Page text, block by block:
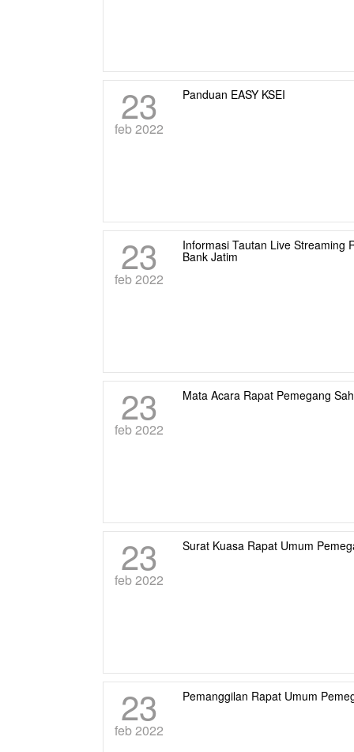
23
feb 2022
Panduan EASY KSEI
23
feb 2022
Informasi Tautan Live Streaming
Bank Jatim
23
feb 2022
Mata Acara Rapat Pemegang
23
feb 2022
Surat Kuasa Rapat Umum
23
feb 2022
Pemanggilan Rapat Umum